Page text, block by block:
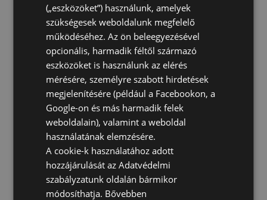
(„eszközöket”) használunk, amelyek
szükségesek weboldalunk megfelelő
működéséhez. Az ön beleegyezésével
opcionális, harmadik féltől származó
eszközöket is használunk az elérés
mérésére, személyre szabott hirdetések
megjelenítésére (például a Facebookon, a
Google-on és más harmadik felek
weboldalain), valamint a weboldal
használatának elemzésére.
A cookie-k használatához adott
hozzájárulását az Adatvédelmi
szabályzatunk oldalán bármikor
módosíthatja. Bővebben